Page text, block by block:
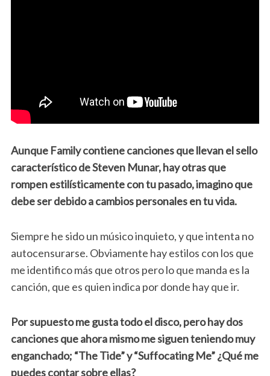
Aunque Family contiene canciones que llevan el sello
característico de Steven Munar, hay otras que
rompen estilísticamente con tu pasado, imagino que
debe ser debido a cambios personales en tu vida.
Siempre he sido un músico inquieto, y que intenta no
autocensurarse. Obviamente hay estilos con los que
me identifico más que otros pero lo que manda es la
canción, que es quien indica por donde hay que ir.
Por supuesto me gusta todo el disco, pero hay dos
canciones que ahora mismo me siguen teniendo muy
enganchado; “The Tide” y “Suffocating Me” ¿Qué me
puedes contar sobre ellas?